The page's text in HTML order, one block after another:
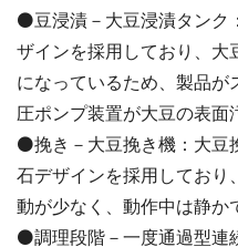
⚫️豆浸漬－大豆浸漬タンク
ザインを採用しており、大
になっているため、製品が
圧ポンプ装置が大豆の表面
⚫️挽き－大豆挽き機：大豆
石デザインを採用しており
動が少なく、動作中は静か
⚫️調理段階－一度通過型連